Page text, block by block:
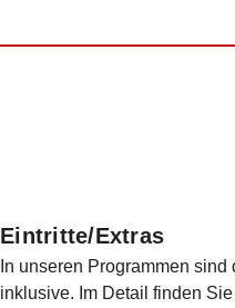
Eintritte/Extras
In unseren Programmen
inklusive. Im Detail finden